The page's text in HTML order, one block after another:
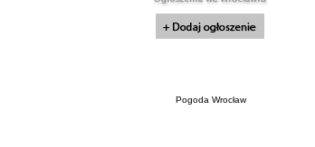
Pogoda Wrocław